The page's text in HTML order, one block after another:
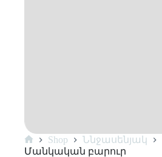
Shop Ննջասենյակ
Մանկական բարուր